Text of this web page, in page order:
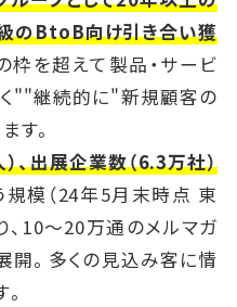
のBtoB向け引き合い獲
枠を超えて製品・サービ
く""継続的に"新規顧客の
す。
、出展企業数（6.3万社）
規模（24年5月末時点 東
、10～20万通のメルマガ
開。多くの見込み客に情